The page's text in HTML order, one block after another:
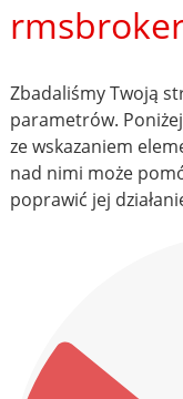
Zbadaliśmy Twoją
parametrów.
ze wskazaniem
nad nimi może
poprawić jej